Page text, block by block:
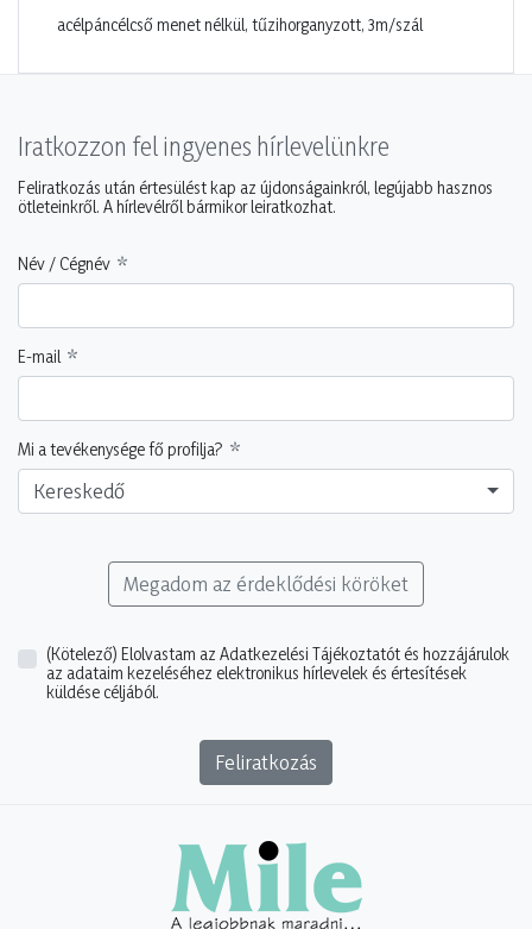
acélpáncélcső menet nélkül, tűzihorganyzott, 3m/szál
Iratkozzon fel ingyenes hírlevelünkre
Feliratkozás után értesülést kap az újdonságainkról, legújabb hasznos
ötleteinkről. A hírlevélről bármikor leiratkozhat.
Név / Cégnév
E-mail
Mi a tevékenysége fő profilja?
Kereskedő
Megadom az érdeklődési köröket
(Kötelező) Elolvastam az Adatkezelési Tájékoztatót és hozzájárulok
az adataim kezeléséhez elektronikus hírlevelek és értesítések
küldése céljából.
Feliratkozás